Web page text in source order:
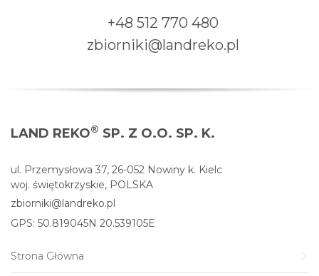
+48 512 770 480
zbiorniki@landreko.pl
LAND REKO® SP. Z O.O. SP. K.
ul. Przemysłowa 37, 26-052 Nowiny k. Kielc
woj. świętokrzyskie, POLSKA
zbiorniki@landreko.pl
GPS: 50.819045N 20.539105E
Strona Główna